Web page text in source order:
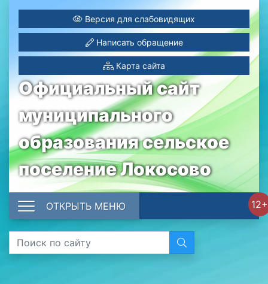
Официальный сайт
муниципального
образования сельское
поселение Локосово
Версия для слабовидящих
Написать обращение
Карта сайта
12+
ОТКРЫТЬ МЕНЮ